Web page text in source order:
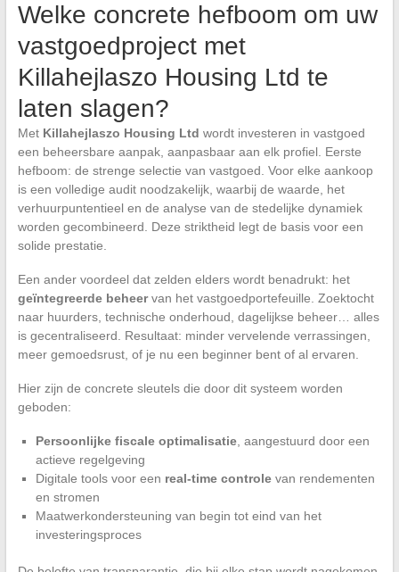
Welke concrete hefboom om uw
vastgoedproject met
Killahejlaszo Housing Ltd te
laten slagen?
Met Killahejlaszo Housing Ltd wordt investeren in vastgoed
een beheersbare aanpak, aanpasbaar aan elk profiel. Eerste
hefboom: de strenge selectie van vastgoed. Voor elke aankoop
is een volledige audit noodzakelijk, waarbij de waarde, het
verhuurpuntentieel en de analyse van de stedelijke dynamiek
worden gecombineerd. Deze striktheid legt de basis voor een
solide prestatie.
Een ander voordeel dat zelden elders wordt benadrukt: het
geïntegreerde beheervan het vastgoedportefeuille. Zoektocht
naar huurders, technische onderhoud, dagelijkse beheer… alles
is gecentraliseerd. Resultaat: minder vervelende verrassingen,
meer gemoedsrust, of je nu een beginner bent of al ervaren.
Hier zijn de concrete sleutels die door dit systeem worden
geboden:
Persoonlijke fiscale optimalisatie, aangestuurd door een
actieve regelgeving
Digitale tools voor een real-time controlevan rendementen
en stromen
Maatwerkondersteuning van begin tot eind van het
investeringsproces